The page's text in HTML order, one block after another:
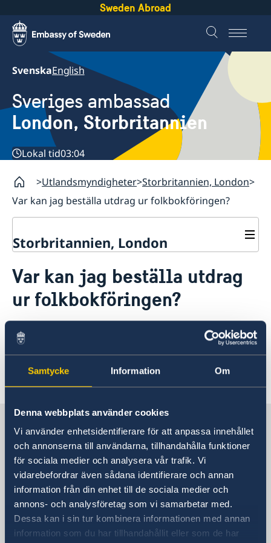
Samtycke Information Om
Denna webbplats använder cookies
Vi använder enhetsidentifierare för att anpassa innehållet
och annonserna till användarna, tillhandahålla funktioner
för sociala medier och analysera vår trafik. Vi
vidarebefordrar även sådana identifierare och annan
information från din enhet till de sociala medier och
annons- och analysföretag som vi samarbetar med.
Dessa kan i sin tur kombinera informationen med annan
information som du har tillhandahållit eller som de har
Sweden Abroad
SvenskaEnglish
Sveriges ambassad
London, Storbritannien
Lokal tid03:04
Utlandsmyndigheter Storbritannien, London
Var kan jag beställa utdrag ur folkbokföringen?
Storbritannien, London
Om oss
Honorärkonsulat
Lediga tjänster
Så stöttar vi svenska företag
Team Sweden i Storbritannien
Så kan du få stöd i Storbritannien
Svenska företag i Storbritannien
Anmäl handelshinder
Aktuellt
Nyheter
Var kan jag beställa utdrag
ur folkbokföringen?
Utdrag ur folkbokföringen, personbevis, kan
beställas från
.
Senast uppdaterad 22 nov. 2017, 15.00
Sverige i Storbritannien
Sveriges ambassad
Postadress
Embassy of Sweden
11 Montagu Place
London W1H 2AL